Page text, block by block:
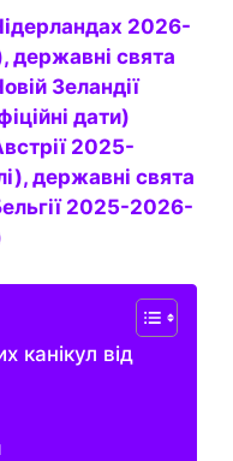
державні свята
дати)
державні свята
канікул від